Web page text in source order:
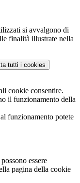
si avvalgono di
finalità illustrate nella
tutti i cookies
cookie consentire.
il funzionamento della
funzionamento potete
essere
pagina della cookie